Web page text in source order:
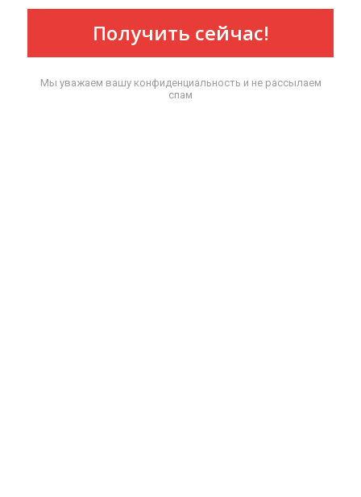
Получить сейчас!
Мы уважаем вашу конфиденциальность и не рассылаем
спам